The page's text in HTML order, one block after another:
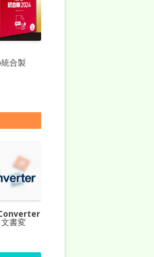
合製
書変